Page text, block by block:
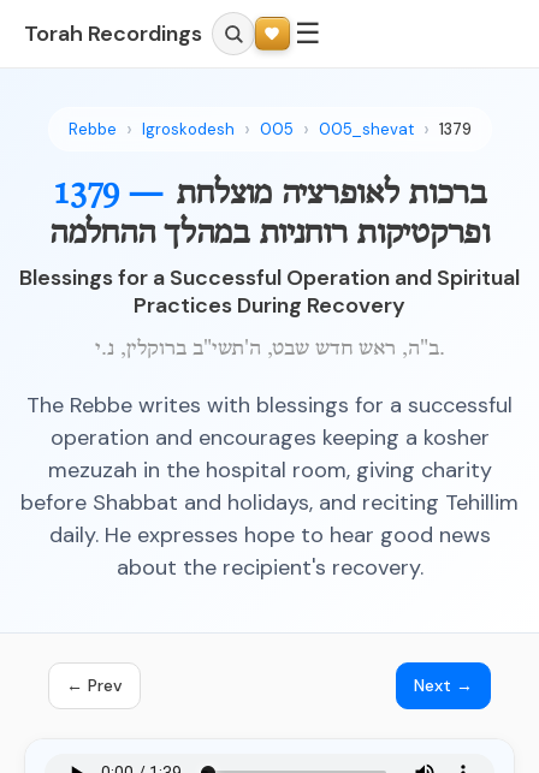
Torah Recordings ☰
Rebbe Igroskodesh 005 005_shevat 1379
1379 — ברכות לאופרציה מוצלחת
ופרקטיקות רוחניות במהלך ההחלמה
Blessings for a Successful Operation and Spiritual
Practices During Recovery
ב"ה, ראש חדש שבט, ה'תשי"ב ברוקלין, נ.י.
The Rebbe writes with blessings for a successful
operation and encourages keeping a kosher
mezuzah in the hospital room, giving charity
before Shabbat and holidays, and reciting Tehillim
daily. He expresses hope to hear good news
about the recipient's recovery.
← Prev Next →